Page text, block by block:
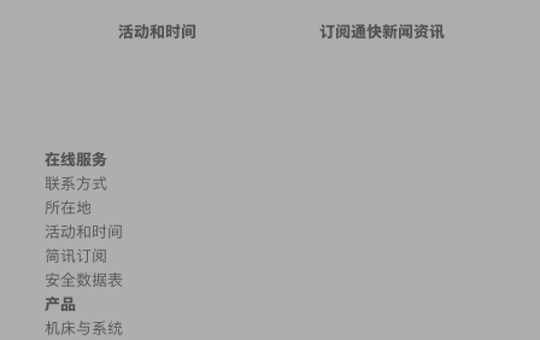
活动和时间 订阅通快新闻资讯
在线服务
联系方式
所在地
活动和时间
简讯订阅
安全数据表
产品
机床与系统